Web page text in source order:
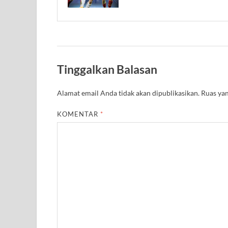
Tinggalkan Balasan
Alamat email Anda tidak akan dipublikasikan. Ruas
KOMENTAR *